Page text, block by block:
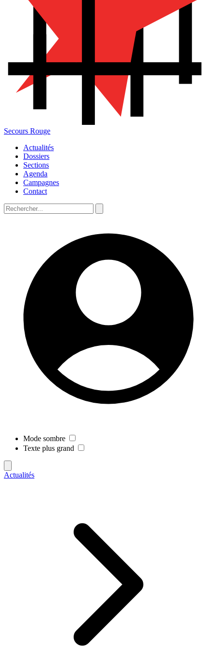
Secours Rouge
Actualités
Dossiers
Sections
Agenda
Campagnes
Contact
Mode sombre
Texte plus grand
Actualités